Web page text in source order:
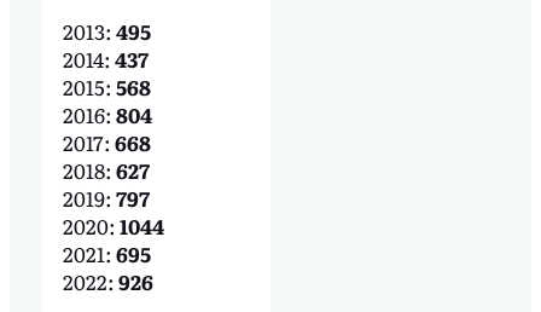
2013: 495
2014: 437
2015: 568
2016: 804
2017: 668
2018: 627
2019: 797
2020: 1044
2021: 695
2022: 926